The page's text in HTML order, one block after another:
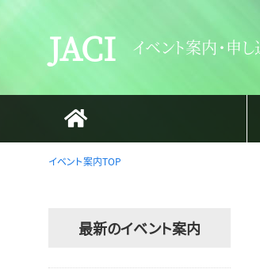
JACI イベント案内・申し
イベント案内TOP
最新のイベント案内